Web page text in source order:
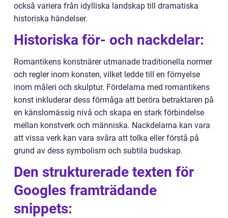
också variera från idylliska landskap till dramatiska
historiska händelser.
Historiska för- och nackdelar:
Romantikens konstnärer utmanade traditionella normer
och regler inom konsten, vilket ledde till en förnyelse
inom måleri och skulptur. Fördelarna med romantikens
konst inkluderar dess förmåga att beröra betraktaren på
en känslomässig nivå och skapa en stark förbindelse
mellan konstverk och människa. Nackdelarna kan vara
att vissa verk kan vara svåra att tolka eller förstå på
grund av dess symbolism och subtila budskap.
Den strukturerade texten för
Googles framträdande
snippets: